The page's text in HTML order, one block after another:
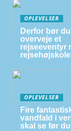
OPLEVELSER
Derfor bør du
overveje et
rejseeventyr
rejsehøjskole
OPLEVELSER
Fire
vandfald i
skal se før